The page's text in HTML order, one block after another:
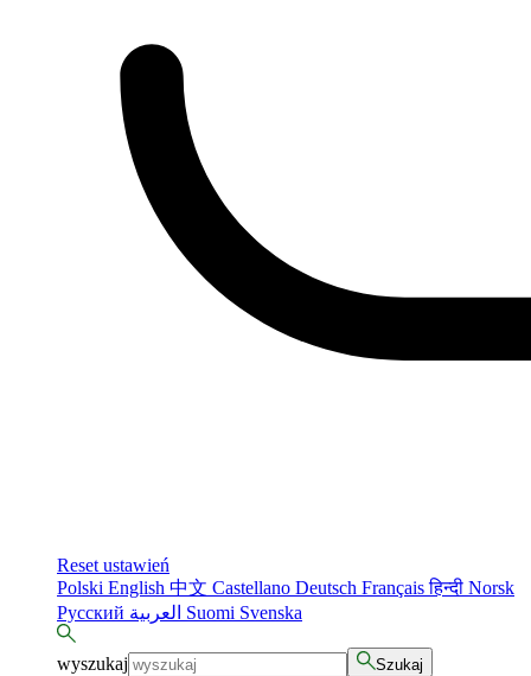
Reset ustawień
Polski English 中文 Castellano Deutsch Françaisहिन्दी Norsk
Русский
Suomi Svenska
wyszukaj Szukaj